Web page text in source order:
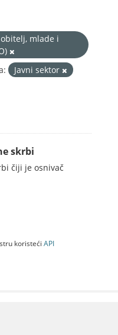
mlade i
Javni sektor
skrbi
čiji je osnivač
koristeći API